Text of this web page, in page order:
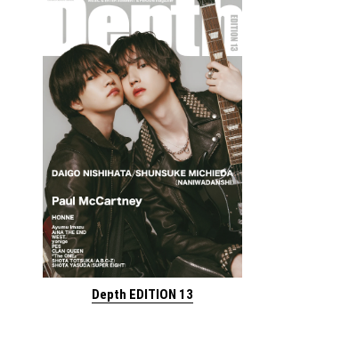
Depth EDITION 13